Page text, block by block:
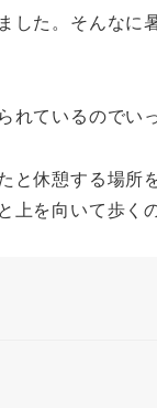
た。そんな
ているのでい
休憩する場
を向いて歩く